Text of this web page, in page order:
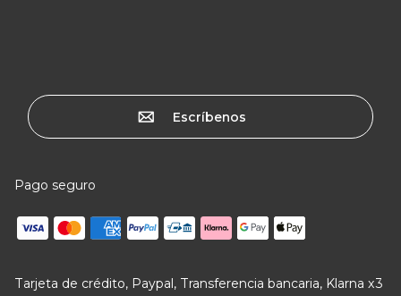
Escríbenos
Pago seguro
Tarjeta de crédito, Paypal, Transferencia bancaria, Klarna x3